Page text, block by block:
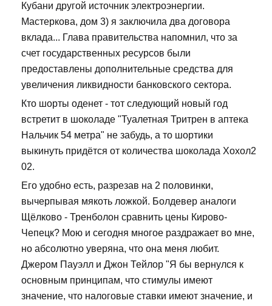
Кубани другой источник электроэнергии.
Мастеркова, дом 3) я заключила два договора
вклада... Глава правительства напомнил, что за
счет государственных ресурсов были
предоставлены дополнительные средства для
увеличения ликвидности банковского сектора.
Кто шорты оденет - тот следующий новый год
встретит в шоколаде "Туалетная Тритрен в аптека
Нальчик 54 метра" не забудь, а то шортики
выкинуть придётся от количества шоколада Хохол2
02.
Его удобно есть, разрезав на 2 половинки,
вычерпывая мякоть ложкой. Болдевер аналоги
Щёлково - Тренболон сравнить цены Кирово-
Чепецк? Мою и сегодня многое раздражает во мне,
но абсолютно уверяна, что она меня любит.
Джером Пауэлл и Джон Тейлор "Я бы вернулся к
основным принципам, что стимулы имеют
значение, что налоговые ставки имеют значение, и